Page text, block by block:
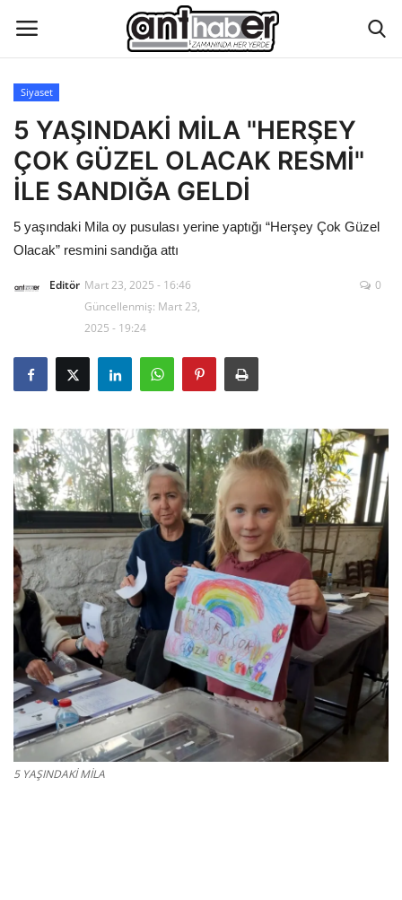
Künye
Eğitim
Hakkımızda
Çevre
Gizlilik Politikası
Reklam ve İşbirliği
Bodrum Trafik Yoğunluk Haritası
Turizm
Siyaset
Bodrum Nöbetçi Eczaneler
Köşe Yazarları
Spor
Siyaset
5 YAŞINDAKİ MİLA "HERŞEY
ÇOK GÜZEL OLACAK RESMİ"
İLE SANDIĞA GELDİ
5 yaşındaki Mila oy pusulası yerine yaptığı “Herşey Çok Güzel
Olacak” resmini sandığa attı
Editör Mart 23, 2025 - 16:46
Güncellenmiş: Mart 23,
2025 - 19:24
0
5 YAŞINDAKİ MİLA